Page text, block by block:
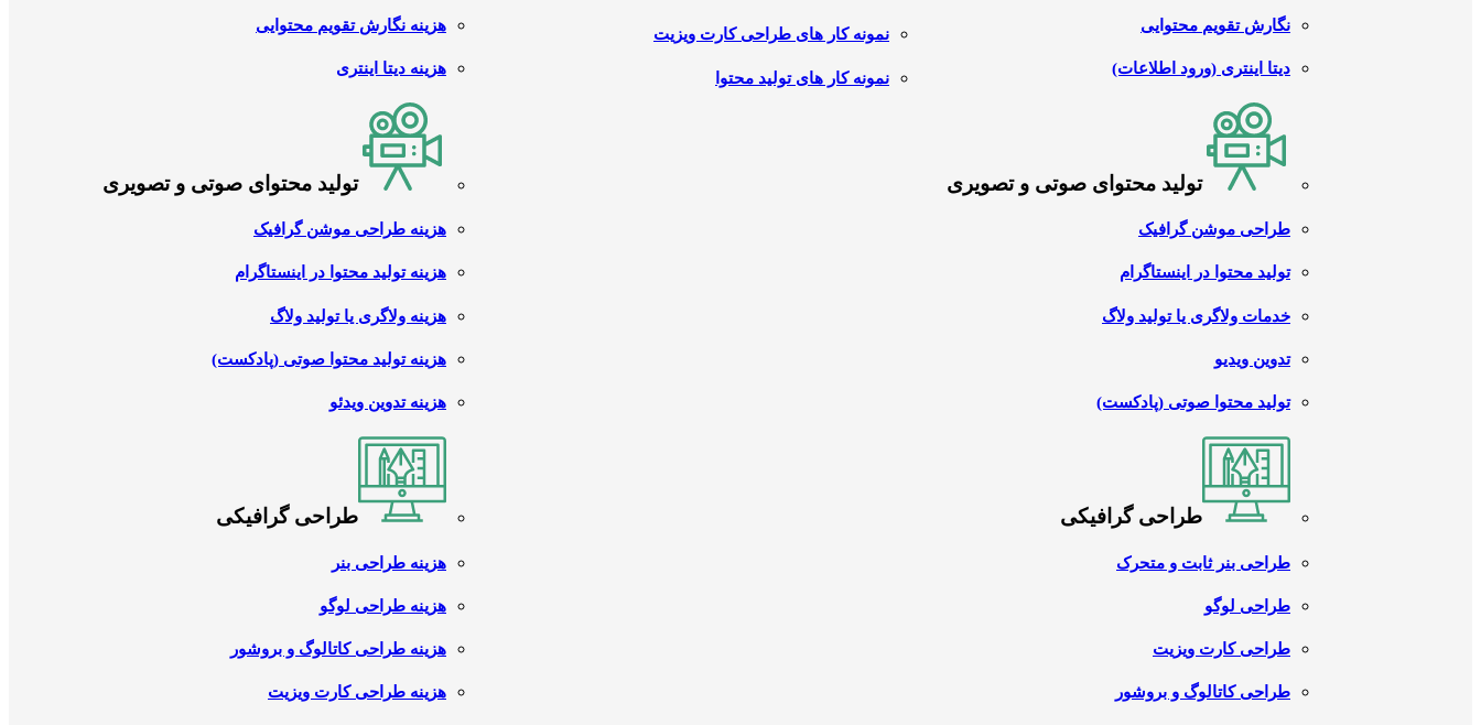
نگارش تقویم محتوایی
دیتا اینتری (ورود اطلاعات)
تولید محتوای صوتی و تصویری
طراحی موشن گرافیک
تولید محتوا در اینستاگرام
خدمات ولاگری یا تولید ولاگ
تدوین ویدیو
تولید محتوا صوتی (پادکست)
طراحی گرافیکی
طراحی بنر ثابت و متحرک
طراحی لوگو
طراحی کارت ویزیت
طراحی کاتالوگ و بروشور
نمونه کار های طراحی کارت ویزیت
نمونه کار های تولید محتوا
هزینه نگارش تقویم محتوایی
هزینه دیتا اینتری
تولید محتوای صوتی و تصویری
هزینه طراحی موشن گرافیک
هزینه تولید محتوا در اینستاگرام
هزینه ولاگری یا تولید ولاگ
هزینه تولید محتوا صوتی (پادکست)
هزینه تدوین ویدئو
طراحی گرافیکی
هزینه طراحی بنر
هزینه طراحی لوگو
هزینه طراحی کاتالوگ و بروشور
هزینه طراحی کارت ویزیت